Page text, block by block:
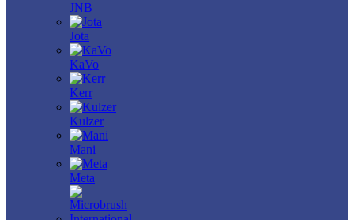
JNB
Jota
KaVo
Kerr
Kulzer
Mani
Meta